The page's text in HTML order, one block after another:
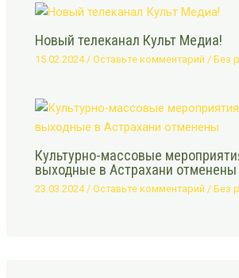
Новый телеканал Культ Медиа!
15.02.2024/Оставьте комментарий /Без
Культурно-массовые
выходные в Астрахани отменены
23.03.2024 /Оставьте комментарий /Без